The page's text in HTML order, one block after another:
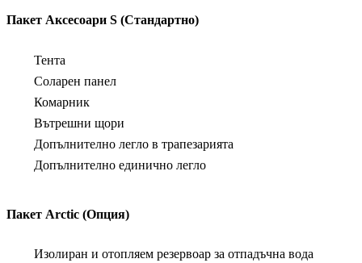
Пакет Аксесоари S (Стандартно)
Тента
Соларен панел
Комарник
Вътрешни щори
Допълнително легло в трапезарията
Допълнително единично легло
Пакет Arctic (Опция)
Изолиран и отопляем резервоар за отпадъчна вода